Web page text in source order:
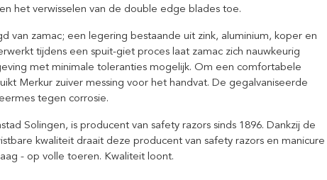
het verwisselen van de double edge blades toe.
van zamac; een legering bestaande uit zink, aluminium, koper en
tijdens een spuit-giet proces laat zamac zich nauwkeurig
met minimale toleranties mogelijk. Om een comfortabele
Merkur zuiver messing voor het handvat. De gegalvaniseerde
tegen corrosie.
Solingen, is producent van safety razors sinds 1896. Dankzij de
kwaliteit draait deze producent van safety razors en manicure
- op volle toeren. Kwaliteit loont.